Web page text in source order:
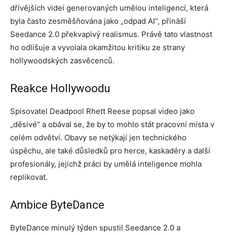
dřívějších videí generovaných umělou inteligencí, která
byla často zesměšňována jako „odpad AI“, přináší
Seedance 2.0 překvapivý realismus. Právě tato vlastnost
ho odlišuje a vyvolala okamžitou kritiku ze strany
hollywoodských zasvěcenců.
Reakce Hollywoodu
Spisovatel Deadpool Rhett Reese popsal video jako
„děsivé“ a obával se, že by to mohlo stát pracovní místa v
celém odvětví. Obavy se netýkají jen technického
úspěchu, ale také důsledků pro herce, kaskadéry a další
profesionály, jejichž práci by umělá inteligence mohla
replikovat.
Ambice ByteDance
ByteDance minulý týden spustil Seedance 2.0 a